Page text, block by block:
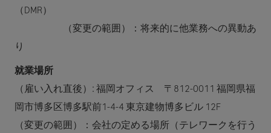
（DMR）
（変更の範囲）：将来的に他業務への異動あ
り
就業場所
（雇い入れ直後）: 福岡オフィス 〒812-0011 福岡県福
岡市博多区博多駅前1-4-4 東京建物博多ビル 12F
（変更の範囲）：会社の定める場所（テレワークを行う